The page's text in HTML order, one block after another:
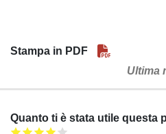
Stampa in PDF
Ultima
Quanto ti è stata utile questa